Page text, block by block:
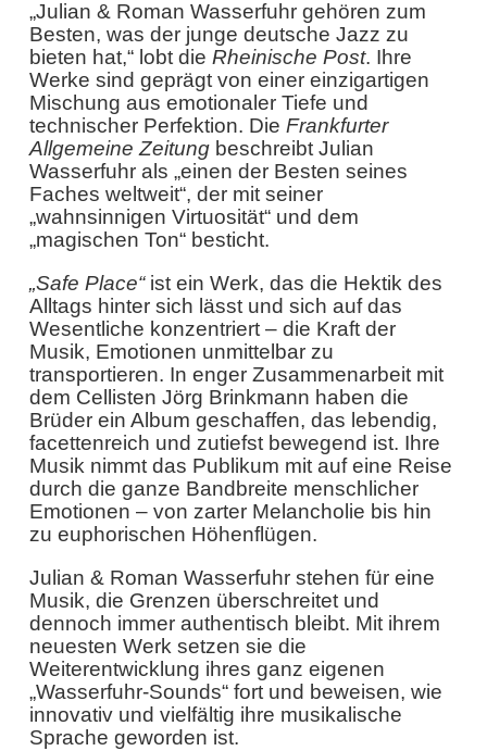
„Julian & Roman Wasserfuhr gehören zum
Besten, was der junge deutsche Jazz zu
bieten hat,“ lobt die Rheinische Post. Ihre
Werke sind geprägt von einer einzigartigen
Mischung aus emotionaler Tiefe und
technischer Perfektion. Die Frankfurter
Allgemeine Zeitungbeschreibt Julian
Wasserfuhr als „einen der Besten seines
Faches weltweit“, der mit seiner
„wahnsinnigen Virtuosität“ und dem
„magischen Ton“ besticht.
„Safe Place“ist ein Werk, das die Hektik des
Alltags hinter sich lässt und sich auf das
Wesentliche konzentriert – die Kraft der
Musik, Emotionen unmittelbar zu
transportieren. In enger Zusammenarbeit mit
dem Cellisten Jörg Brinkmann haben die
Brüder ein Album geschaffen, das lebendig,
facettenreich und zutiefst bewegend ist. Ihre
Musik nimmt das Publikum mit auf eine Reise
durch die ganze Bandbreite menschlicher
Emotionen – von zarter Melancholie bis hin
zu euphorischen Höhenflügen.
Julian & Roman Wasserfuhr stehen für eine
Musik, die Grenzen überschreitet und
dennoch immer authentisch bleibt. Mit ihrem
neuesten Werk setzen sie die
Weiterentwicklung ihres ganz eigenen
„Wasserfuhr-Sounds“ fort und beweisen, wie
innovativ und vielfältig ihre musikalische
Sprache geworden ist.